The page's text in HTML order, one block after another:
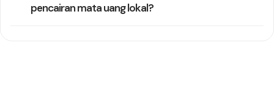
pencairan mata uang lokal?